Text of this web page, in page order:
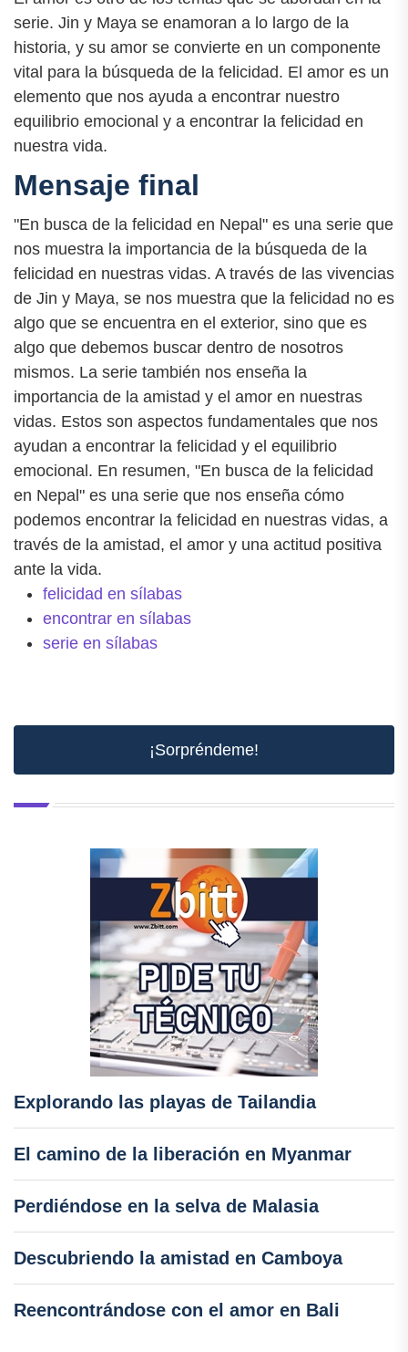
serie. Jin y Maya se enamoran a lo largo de la
historia, y su amor se convierte en un componente
vital para la búsqueda de la felicidad. El amor es un
elemento que nos ayuda a encontrar nuestro
equilibrio emocional y a encontrar la felicidad en
nuestra vida.
Mensaje final
"En busca de la felicidad en Nepal" es una serie que
nos muestra la importancia de la búsqueda de la
felicidad en nuestras vidas. A través de las vivencias
de Jin y Maya, se nos muestra que la felicidad no es
algo que se encuentra en el exterior, sino que es
algo que debemos buscar dentro de nosotros
mismos. La serie también nos enseña la
importancia de la amistad y el amor en nuestras
vidas. Estos son aspectos fundamentales que nos
ayudan a encontrar la felicidad y el equilibrio
emocional. En resumen, "En busca de la felicidad
en Nepal" es una serie que nos enseña cómo
podemos encontrar la felicidad en nuestras vidas, a
través de la amistad, el amor y una actitud positiva
ante la vida.
felicidad en sílabas
encontrar en sílabas
serie en sílabas
¡Sorpréndeme!
Explorando las playas de Tailandia
El camino de la liberación en Myanmar
Perdiéndose en la selva de Malasia
Descubriendo la amistad en Camboya
Reencontrándose con el amor en Bali